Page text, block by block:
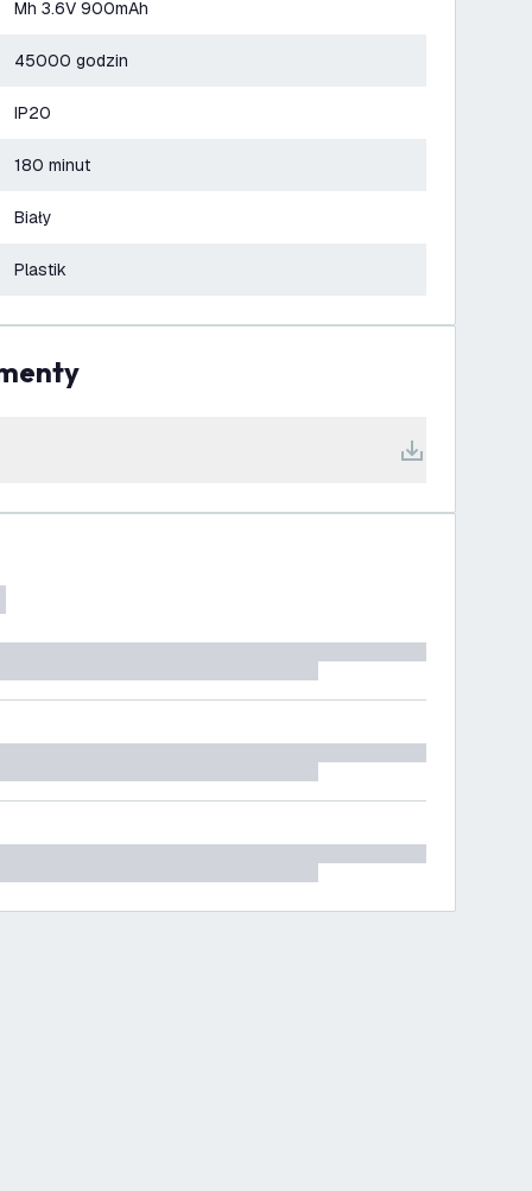
Mh 3.6V 900mAh
45000 godzin
IP20
180 minut
Biały
Plastik